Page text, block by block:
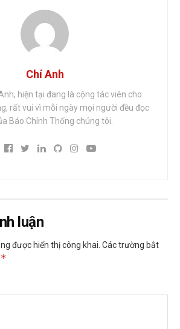
Chí Anh
hiện tại đang là cộng tác viên cho
rất vui vì mỗi ngày mọi người đều đọc
Báo Chính Thống chúng tôi.
luận
được hiển thị công khai. Các trường bắt
*